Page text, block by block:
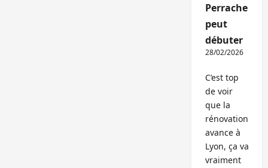
Perrache
peut
débuter
28/02/2026
C’est top
de voir
que la
rénovation
avance à
Lyon, ça va
vraiment